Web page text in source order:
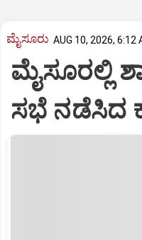
ಮೈಸೂರು AUG 10, 2026, 6:12
ಮೈಸೂರಲ್ಲಿ
ಸಭೆ ನಡೆಸಿದ